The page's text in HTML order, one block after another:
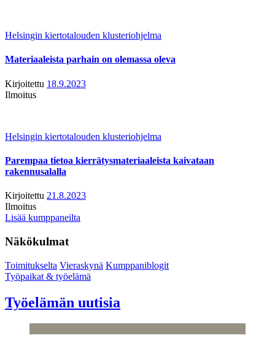
Helsingin kiertotalouden klusteriohjelma
Materiaaleista parhain on olemassa oleva
Kirjoitettu 18.9.2023
Ilmoitus
Helsingin kiertotalouden klusteriohjelma
Parempaa tietoa kierrätysmateriaaleista kaivataan
rakennusalalla
Kirjoitettu 21.8.2023
Ilmoitus
Lisää kumppaneilta
Näkökulmat
Toimitukselta Vieraskynä Kumppaniblogit
Työpaikat & työelämä
Työelämän uutisia